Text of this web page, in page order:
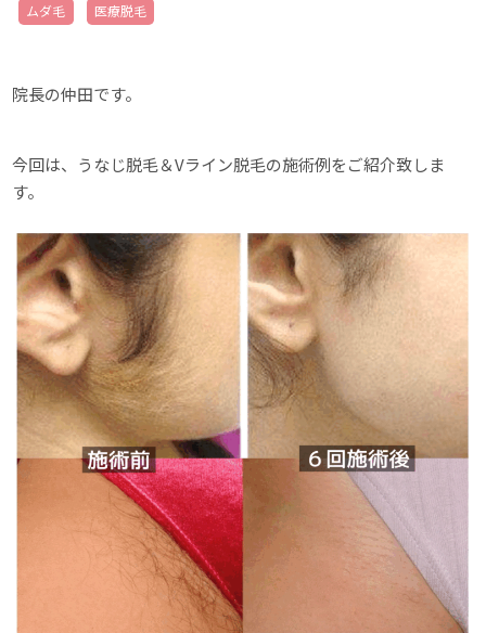
ムダ毛 医療脱毛
院長の仲田です。
今回は、うなじ脱毛＆Vライン脱毛の施術例をご紹介致しま
す。